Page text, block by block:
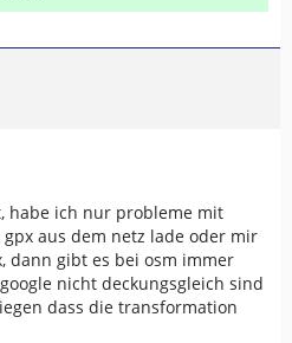
habe ich nur probleme mit
aus dem netz lade oder mir
dann gibt es bei osm immer
nicht deckungsgleich sind
dass die transformation